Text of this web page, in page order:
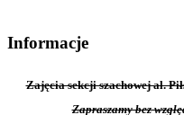
Informacje
Zajęcia sekcji szachowej al.
Zapraszamy bez